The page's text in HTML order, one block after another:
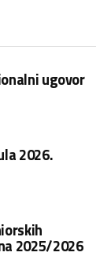
ugovor
2026.
2025/2026